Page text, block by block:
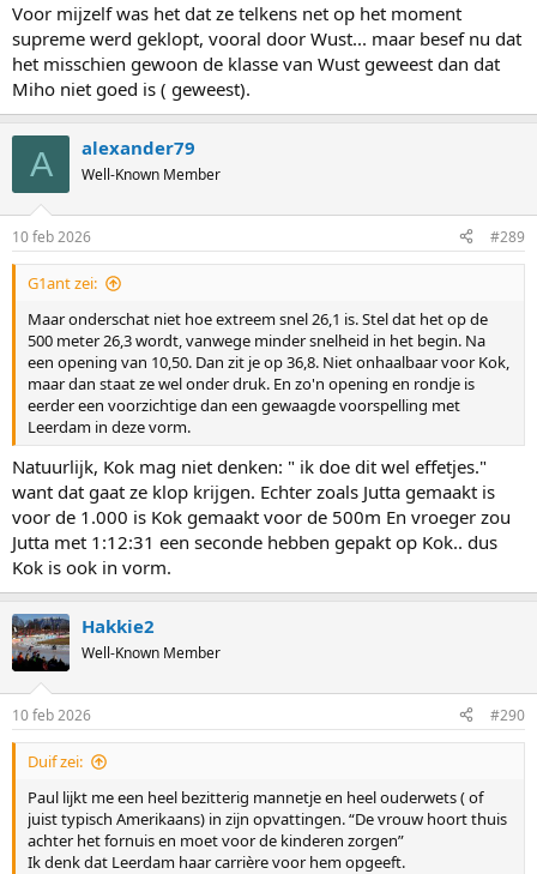
Er wordt toch best regelmatig wat meesmuilend over Takagi
gedaan, maar ze heeft echt een waanzinnige carriere. En dat ze
misschien nog wel meer had 'moeten' winnen, ach was het maar zo
makkelijk allemaal. Hetzelfde kun je exact hetzelfde zeggen over
andere grootheden als Kramer, Davis, Niemann, Klassen, Friesinger,
zelfs Kania. .
Voor mijzelf was het dat ze telkens net op het moment
supreme werd geklopt, vooral door Wust... maar besef nu dat
het misschien gewoon de klasse van Wust geweest dan dat
Miho niet goed is ( geweest).
A alexander79
Well-Known Member
10 feb 2026 #289
G1ant zei:
Maar onderschat niet hoe extreem snel 26,1 is. Stel dat het op de
500 meter 26,3 wordt, vanwege minder snelheid in het begin. Na
een opening van 10,50. Dan zit je op 36,8. Niet onhaalbaar voor Kok,
maar dan staat ze wel onder druk. En zo'n opening en rondje is
eerder een voorzichtige dan een gewaagde voorspelling met
Leerdam in deze vorm.
Natuurlijk, Kok mag niet denken: " ik doe dit wel effetjes."
want dat gaat ze klop krijgen. Echter zoals Jutta gemaakt is
voor de 1.000 is Kok gemaakt voor de 500m En vroeger zou
Jutta met 1:12:31 een seconde hebben gepakt op Kok.. dus
Kok is ook in vorm.
Hakkie2
Well-Known Member
10 feb 2026 #290
Duif zei:
Paul lijkt me een heel bezitterig mannetje en heel ouderwets ( of
juist typisch Amerikaans) in zijn opvattingen. “De vrouw hoort thuis
achter het fornuis en moet voor de kinderen zorgen”
Ik denk dat Leerdam haar carrière voor hem opgeeft.